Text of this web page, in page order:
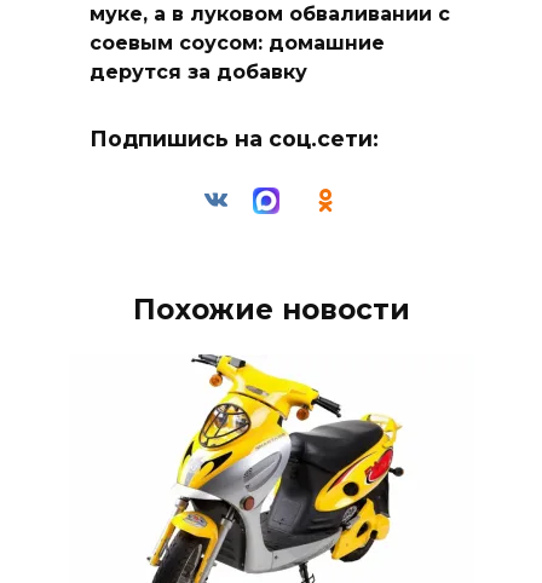
муке, а в луковом обваливании с
соевым соусом: домашние
дерутся за добавку
Подпишись на соц.сети:
Похожие новости